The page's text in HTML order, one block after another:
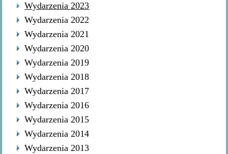
Wydarzenia 2023
Wydarzenia 2022
Wydarzenia 2021
Wydarzenia 2020
Wydarzenia 2019
Wydarzenia 2018
Wydarzenia 2017
Wydarzenia 2016
Wydarzenia 2015
Wydarzenia 2014
Wydarzenia 2013